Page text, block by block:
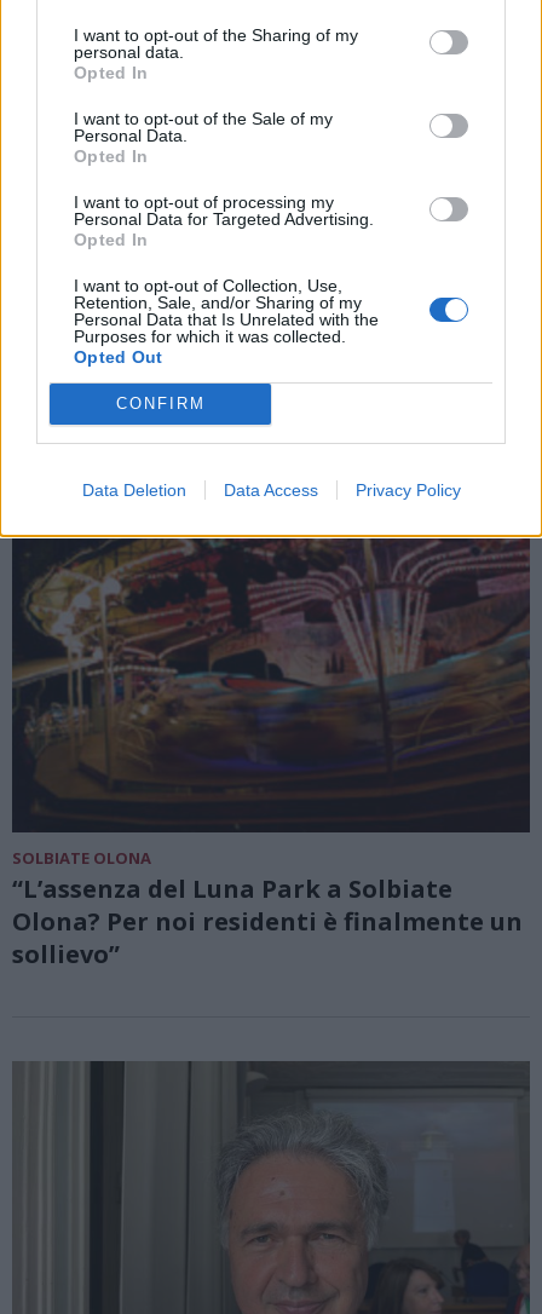
I want to opt-out of the Sharing of my
personal data.
Opted In
I want to opt-out of the Sale of my
Personal Data.
Opted In
I want to opt-out of processing my
Personal Data for Targeted Advertising.
Opted In
I want to opt-out of Collection, Use,
Retention, Sale, and/or Sharing of my
Personal Data that Is Unrelated with the
Purposes for which it was collected.
Opted Out
CONFIRM
Data Deletion Data Access Privacy Policy
BUSTO ARSIZIO
Paolo Orrigoni assolto per la vicenda del
supemercato di Solbiate Olona
SOLBIATE OLONA
“L’assenza del Luna Park a Solbiate
Olona? Per noi residenti è finalmente un
sollievo”